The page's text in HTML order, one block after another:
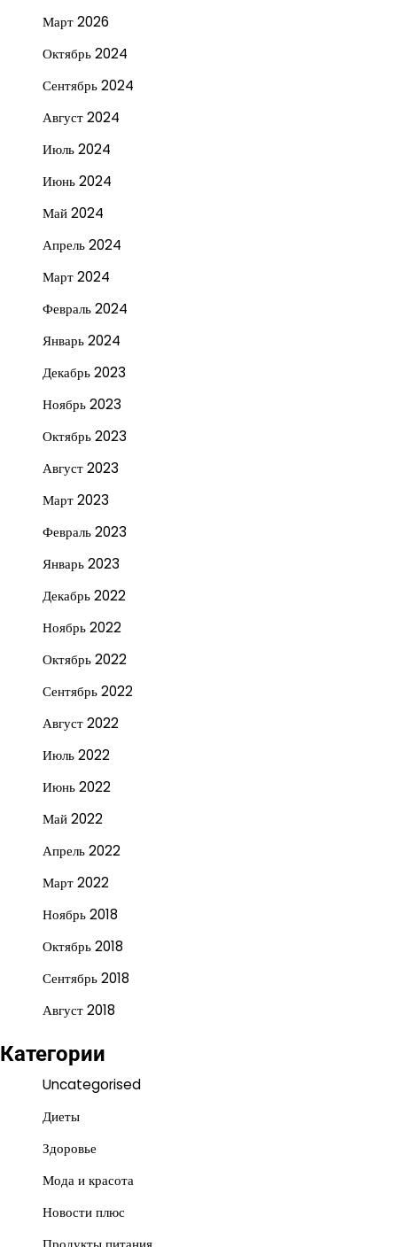
Март 2026
Октябрь 2024
Сентябрь 2024
Август 2024
Июль 2024
Июнь 2024
Май 2024
Апрель 2024
Март 2024
Февраль 2024
Январь 2024
Декабрь 2023
Ноябрь 2023
Октябрь 2023
Август 2023
Март 2023
Февраль 2023
Январь 2023
Декабрь 2022
Ноябрь 2022
Октябрь 2022
Сентябрь 2022
Август 2022
Июль 2022
Июнь 2022
Май 2022
Апрель 2022
Март 2022
Ноябрь 2018
Октябрь 2018
Сентябрь 2018
Август 2018
Категории
Uncategorised
Диеты
Здоровье
Мода и красота
Новости плюс